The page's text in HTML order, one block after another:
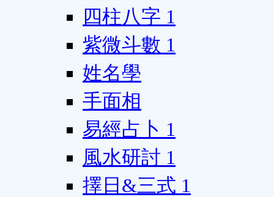
四柱八字 1
紫微斗數 1
姓名學
手面相
易經占卜 1
風水研討 1
擇日&三式 1